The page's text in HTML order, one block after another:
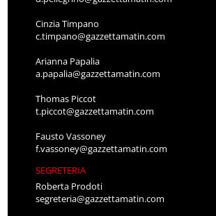
Cinzia Timpano
c.timpano@gazzettamatin.com
Arianna Papalia
a.papalia@gazzettamatin.com
Thomas Piccot
t.piccot@gazzettamatin.com
Fausto Vassoney
f.vassoney@gazzettamatin.com
SEGRETERIA
Roberta Prodoti
segreteria@gazzettamatin.com